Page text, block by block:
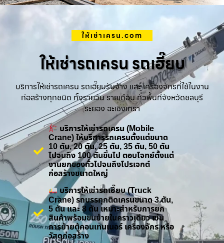
ให้เช่าเครน.com
ให้เช่ารถเครน รถเฮี๊ยบ
บริการให้เช่ารถเครน รถเฮี๊ยบรับจ้าง และ เครื่องจักรที่ใช้ในงาน
ก่อสร้างทุกชนิด ทั้งรายวัน รายเดือน ทั่วพื้นที่จังหวัดชลบุรี
ระยอง ฉะเชิงเทรา
บริการให้เช่ารถเครน (Mobile
Crane) ให้บริการรถเครนตั้งแต่ขนาด
10 ตัน, 20 ตัน, 25 ตัน, 35 ตัน, 50 ตัน
ไปจนถึง 100 ตันขึ้นไป ตอบโจทย์ตั้งแต่
งานยกของทั่วไปจนถึงโปรเจกต์
ก่อสร้างขนาดใหญ่
บริการให้เช่ารถเฮี๊ยบ (Truck
Crane) รถบรรทุกติดเครนขนาด 3 ตัน,
5 ตัน และ 8 ตัน เหมาะสำหรับการยก
สินค้าพร้อมขนย้ายในคราวเดียว เช่น
การย้ายตู้คอนเทนเนอร์ เครื่องจักร หรือ
วัสดุก่อสร้าง